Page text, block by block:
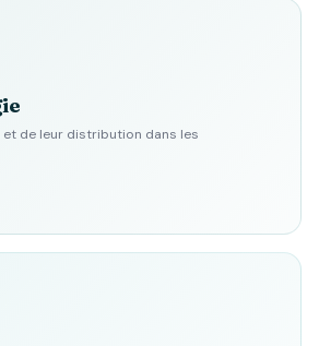
et de leur distribution dans les